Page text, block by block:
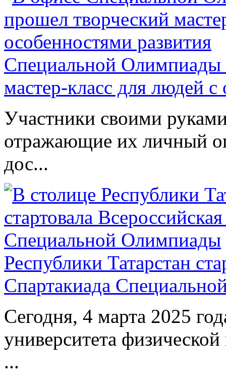
Специальной Олимпиады
мастер-класс для людей
Участники своими
отражающие их личный
дос...
Республики Татарстан
Спартакиада
Сегодня, 4 марта 2025
университета
...